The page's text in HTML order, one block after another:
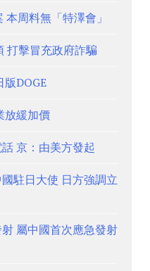
周料無「特澤會」
打擊冒充政府詐騙
DOGE
放緩加價
京：由美方發起
駐日大使 日方強調立
屬中國首次應急發射